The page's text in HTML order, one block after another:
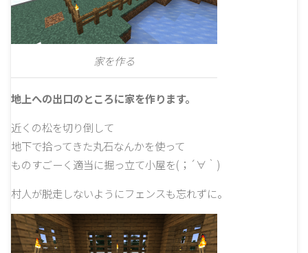
家を作る
地上への出口のところに家を作ります。
近くの松を切り倒して
地下で拾ってきた丸石なんかを使って
ものすごーく適当に掘っ立て小屋を(；´∀｀)
村人が脱走しないようにフェンスも忘れずに。